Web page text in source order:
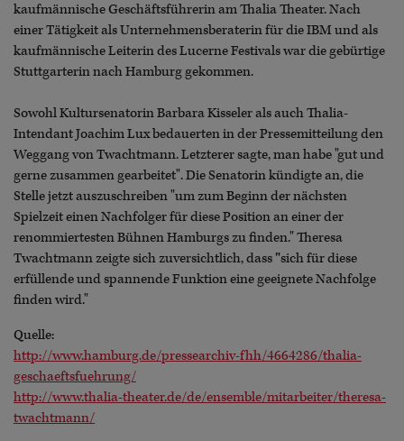
kaufmännische Geschäftsführerin am Thalia Theater. Nach
einer Tätigkeit als Unternehmensberaterin für die IBM und als
kaufmännische Leiterin des Lucerne Festivals war die gebürtige
Stuttgarterin nach Hamburg gekommen.
Sowohl Kultursenatorin Barbara Kisseler als auch Thalia-
Intendant Joachim Lux bedauerten in der Pressemitteilung den
Weggang von Twachtmann. Letzterer sagte, man habe "gut und
gerne zusammen gearbeitet". Die Senatorin kündigte an, die
Stelle jetzt auszuschreiben "um zum Beginn der nächsten
Spielzeit einen Nachfolger für diese Position an einer der
renommiertesten Bühnen Hamburgs zu finden." Theresa
Twachtmann zeigte sich zuversichtlich, dass"sich für diese
erfüllende und spannende Funktion eine geeignete Nachfolge
finden wird."
Quelle:
http://www.hamburg.de/pressearchiv-fhh/4664286/thalia-
geschaeftsfuehrung/
http://www.thalia-theater.de/de/ensemble/mitarbeiter/theresa-
twachtmann/